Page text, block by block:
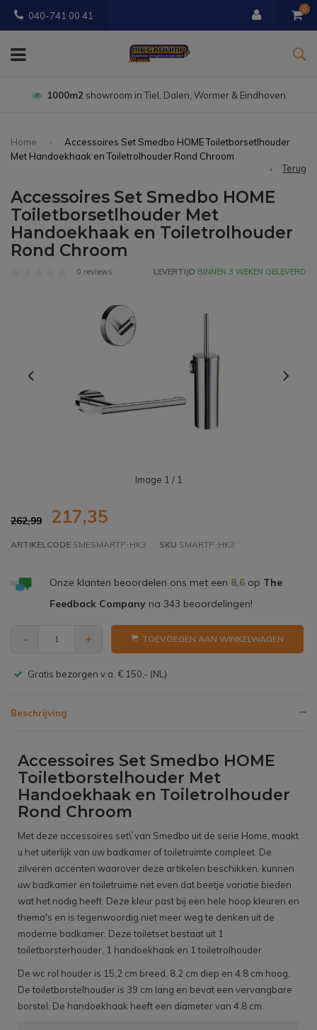
040-741 00 41
0
1000m2 showroom in Tiel, Dalen, Wormer & Eindhoven
Home
Accessoires Set Smedbo HOME Toiletborsetlhouder
Met Handoekhaak en Toiletrolhouder Rond Chroom
Terug
Accessoires Set Smedbo HOME
Toiletborsetlhouder Met
Handoekhaak en Toiletrolhouder
Rond Chroom
0 reviews LEVERTIJD BINNEN 3 WEKEN GELEVERD
Image 1 / 1
262,99 217,35
ARTIKELCODE SMESMARTP-HK3 SKU SMARTP-HK3
Onze klanten beoordelen ons met een 8,6op The
Feedback Companyna 343 beoordelingen!
- + TOEVOEGEN AAN WINKELWAGEN
Gratis bezorgen v.a. € 150,- (NL)
Beschrijving
Accessoires Set Smedbo HOME
Toiletborstelhouder Met
Handoekhaak en Toiletrolhouder
Rond Chroom
Met deze accessoires set\`van Smedbo uit de serie Home, maakt
u het uiterlijk van uw badkamer of toiletruimte compleet. De
zilveren accenten waarover deze artikelen beschikken, kunnen
uw badkamer en toiletruime net even dat beetje variatie bieden
wat het nodig heeft. Deze kleur past bij een hele hoop kleuren en
thema's en is tegenwoordig niet meer weg te denken uit de
moderne badkamer. Deze toiletset bestaat uit 1
toiletborsterhouder, 1 handoekhaak en 1 toiletrolhouder.
De wc rol houder is 15,2 cm breed, 8.2 cm diep en 4.8 cm hoog.
De toiletborstelhouder is 39 cm lang en bevat een vervangbare
borstel. De handoekhaak heeft een diameter van 4.8 cm.